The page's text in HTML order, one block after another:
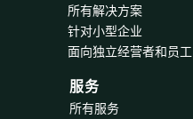
所有解决方案
针对小型企业
面向独立经营者和员工
服务
所有服务